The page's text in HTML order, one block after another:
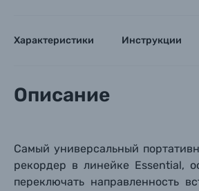
Характеристики Инструкции
Описание
Самый универсальный
рекордер в линейке Essential,
переключать направленность